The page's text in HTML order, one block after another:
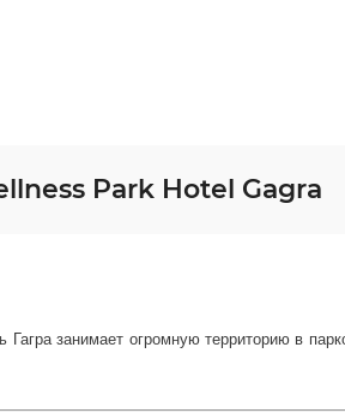
Park Hotel Gagra
занимает огромную территорию в